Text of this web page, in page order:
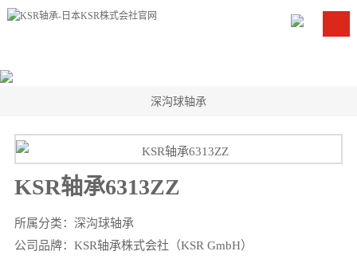
深沟球轴承
KSR轴承6313ZZ
所属分类： 深沟球轴承
公司品牌：KSR轴承株式会社（KSR GmbH）